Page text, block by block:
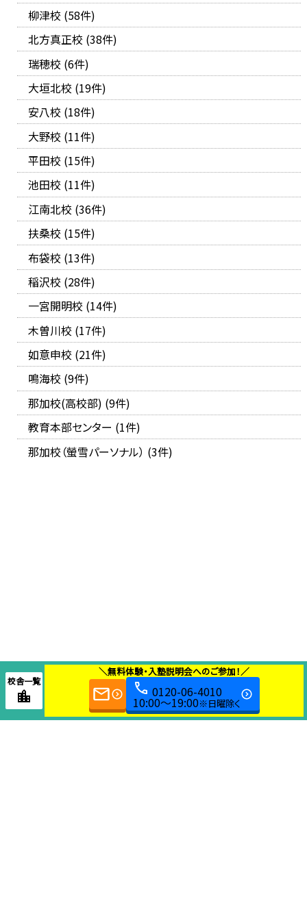
柳津校 (58件)
北方真正校 (38件)
瑞穂校 (6件)
大垣北校 (19件)
安八校 (18件)
大野校 (11件)
平田校 (15件)
池田校 (11件)
江南北校 (36件)
扶桑校 (15件)
布袋校 (13件)
稲沢校 (28件)
一宮開明校 (14件)
木曽川校 (17件)
如意申校 (21件)
鳴海校 (9件)
那加校(高校部) (9件)
教育本部センター (1件)
那加校（螢雪パーソナル） (3件)
校舎一覧
＼無料体験・入塾説明会へのご参加！／
0120-06-4010
10:00～19:00※日曜除く